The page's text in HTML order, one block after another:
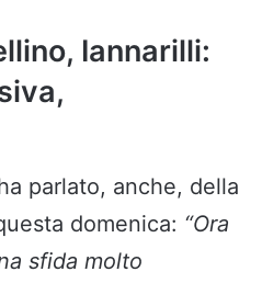
Iannarilli:
parlato, anche, della
domenica: “Ora
sfida molto